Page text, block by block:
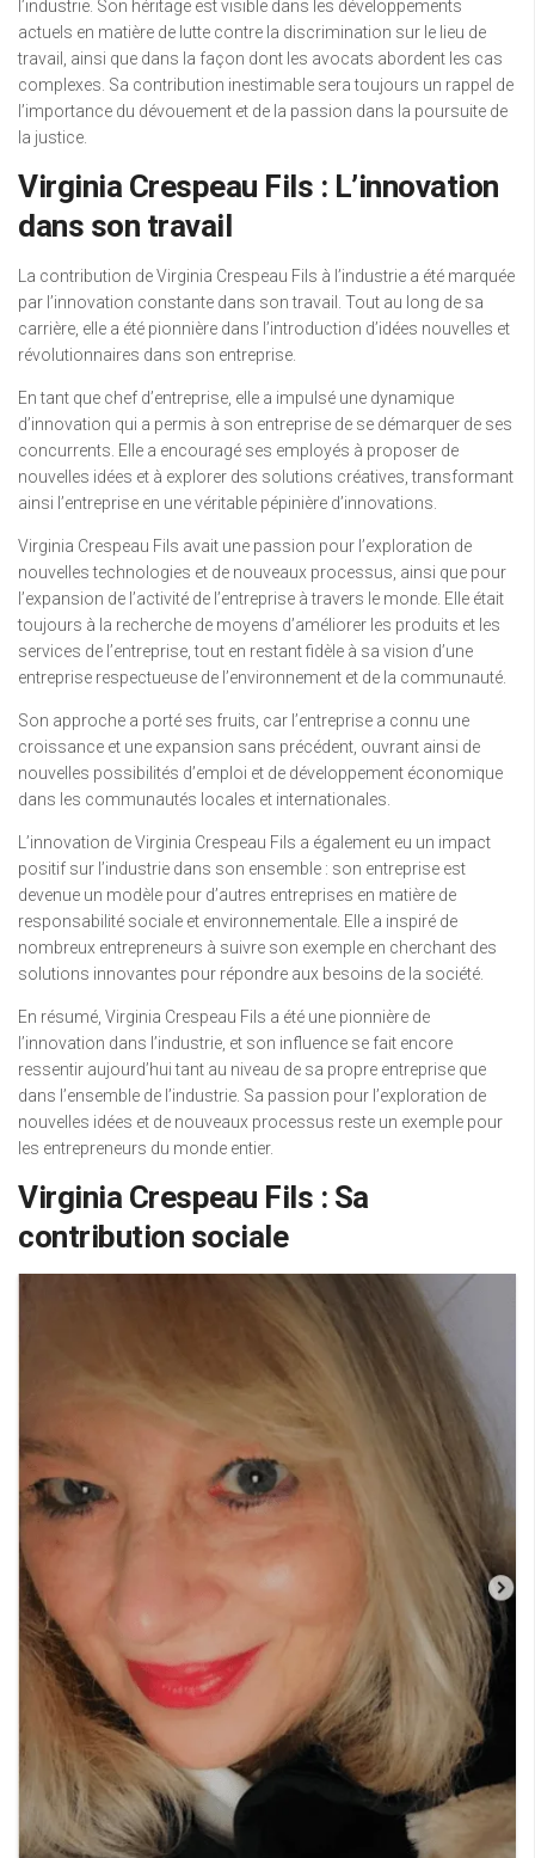
l’industrie. Son héritage est visible dans les développements
actuels en matière de lutte contre la discrimination sur le lieu de
travail, ainsi que dans la façon dont les avocats abordent les cas
complexes. Sa contribution inestimable sera toujours un rappel de
l’importance du dévouement et de la passion dans la poursuite de
la justice.
Virginia Crespeau Fils : L’innovation
dans son travail
La contribution de Virginia Crespeau Fils à l’industrie a été marquée
par l’innovation constante dans son travail. Tout au long de sa
carrière, elle a été pionnière dans l’introduction d’idées nouvelles et
révolutionnaires dans son entreprise.
En tant que chef d’entreprise, elle a impulsé une dynamique
d’innovation qui a permis à son entreprise de se démarquer de ses
concurrents. Elle a encouragé ses employés à proposer de
nouvelles idées et à explorer des solutions créatives, transformant
ainsi l’entreprise en une véritable pépinière d’innovations.
Virginia Crespeau Fils avait une passion pour l’exploration de
nouvelles technologies et de nouveaux processus, ainsi que pour
l’expansion de l’activité de l’entreprise à travers le monde. Elle était
toujours à la recherche de moyens d’améliorer les produits et les
services de l’entreprise, tout en restant fidèle à sa vision d’une
entreprise respectueuse de l’environnement et de la communauté.
Son approche a porté ses fruits, car l’entreprise a connu une
croissance et une expansion sans précédent, ouvrant ainsi de
nouvelles possibilités d’emploi et de développement économique
dans les communautés locales et internationales.
L’innovation de Virginia Crespeau Fils a également eu un impact
positif sur l’industrie dans son ensemble : son entreprise est
devenue un modèle pour d’autres entreprises en matière de
responsabilité sociale et environnementale. Elle a inspiré de
nombreux entrepreneurs à suivre son exemple en cherchant des
solutions innovantes pour répondre aux besoins de la société.
En résumé, Virginia Crespeau Fils a été une pionnière de
l’innovation dans l’industrie, et son influence se fait encore
ressentir aujourd’hui tant au niveau de sa propre entreprise que
dans l’ensemble de l’industrie. Sa passion pour l’exploration de
nouvelles idées et de nouveaux processus reste un exemple pour
les entrepreneurs du monde entier.
Virginia Crespeau Fils : Sa
contribution sociale